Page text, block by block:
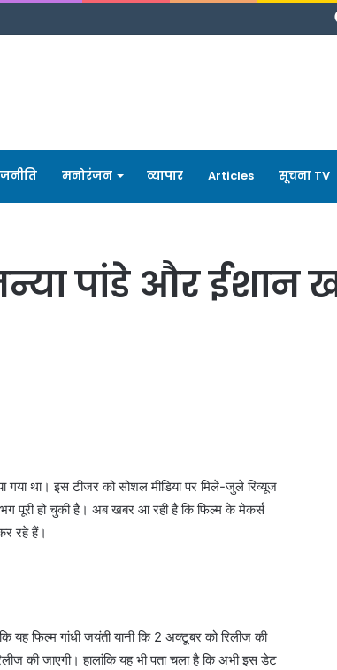
मनोरंजन व्यापार Articles सूचना TV
पांडे और ईशान
गया था। इस टीजर को सोशल मीडिया पर मिले-जुले रिव्यूज
पूरी हो चुकी है। अब खबर आ रही है कि फिल्म के मेकर्स
रहे हैं।
यह फिल्म गांधी जयंती यानी कि 2 अक्टूबर को रिलीज की
की जाएगी। हालांकि यह भी पता चला है कि अभी इस डेट